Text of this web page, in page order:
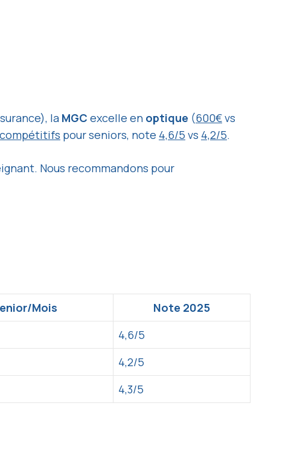
la MGC excelle en optique (600€vs
compétitifs pour seniors, note 4,6/5 vs 4,2/5.
Nous recommandons pour
Mois
Note 2025
4,6/5
4,2/5
4,3/5